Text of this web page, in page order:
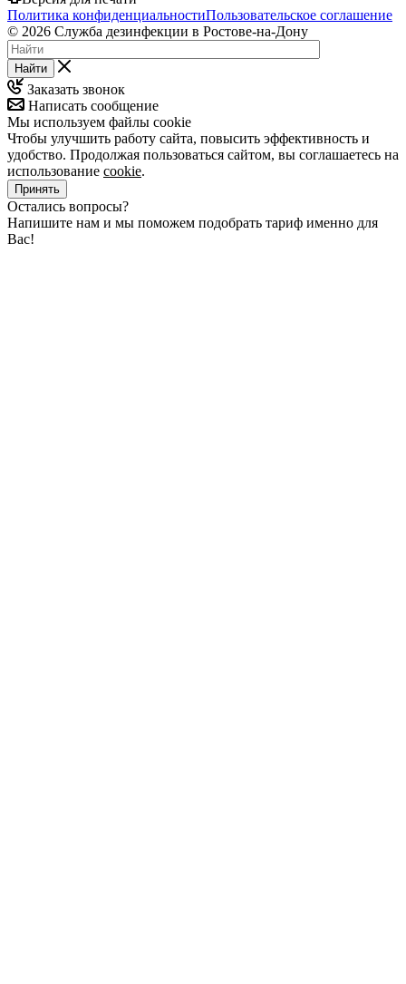
Политика конфиденциальностиПользовательское соглашение
© 2026 Служба дезинфекции в Ростове-на-Дону
Найти
Заказать звонок
Написать сообщение
Мы используем файлы cookie
Чтобы улучшить работу сайта, повысить эффективность и
удобство. Продолжая пользоваться сайтом, вы соглашаетесь на
использование cookie.
Принять
Остались вопросы?
Напишите нам и мы поможем подобрать тариф именно для
Вас!